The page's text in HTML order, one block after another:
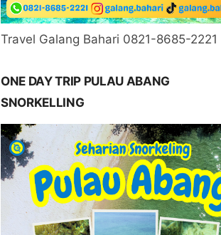
Travel Galang Bahari 0821-8685-2221
ONE DAY TRIP PULAU ABANG
SNORKELLING